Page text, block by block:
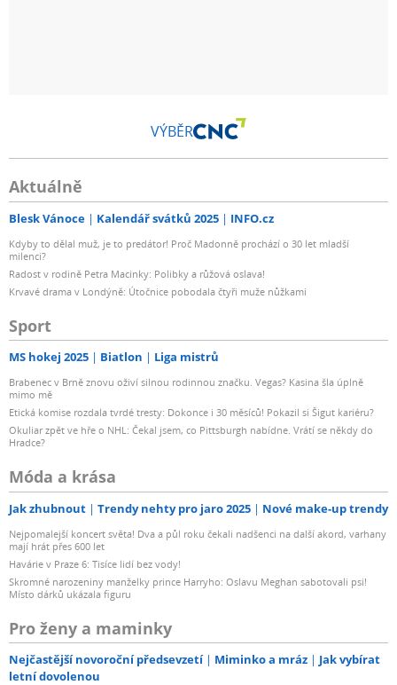
VÝBĚR
Aktuálně
Blesk Vánoce Kalendář svátků 2025 INFO.cz
Kdyby to dělal muž, je to predátor! Proč Madonně prochází o 30 let mladší
milenci?
Radost v rodině Petra Macinky: Polibky a růžová oslava!
Krvavé drama v Londýně: Útočnice pobodala čtyři muže nůžkami
Sport
MS hokej 2025 Biatlon Liga mistrů
Brabenec v Brně znovu oživí silnou rodinnou značku. Vegas? Kasina šla úplně
mimo mě
Etická komise rozdala tvrdé tresty: Dokonce i 30 měsíců! Pokazil si Šigut kariéru?
Okuliar zpět ve hře o NHL: Čekal jsem, co Pittsburgh nabídne. Vrátí se někdy do
Hradce?
Móda a krása
Jak zhubnout Trendy nehty pro jaro 2025 Nové make-up trendy
Nejpomalejší koncert světa! Dva a půl roku čekali nadšenci na další akord, varhany
mají hrát přes 600 let
Havárie v Praze 6: Tisíce lidí bez vody!
Skromné narozeniny manželky prince Harryho: Oslavu Meghan sabotovali psi!
Místo dárků ukázala figuru
Pro ženy a maminky
Nejčastější novoroční předsevzetí Miminko a mráz
Jak vybírat
letní dovolenou